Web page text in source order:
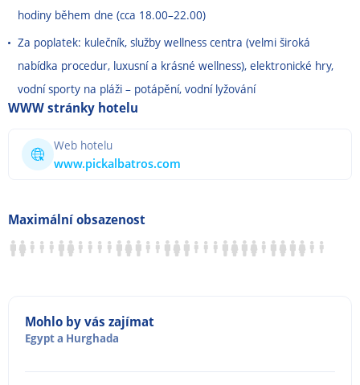
hodiny během dne (cca 18.00–22.00)
Za poplatek: kulečník, služby wellness centra (velmi široká
nabídka procedur, luxusní a krásné wellness), elektronické hry,
vodní sporty na pláži – potápění, vodní lyžování
WWW stránky hotelu
Web hotelu
www.pickalbatros.com
Maximální obsazenost
Mohlo by vás zajímat
Egypta Hurghada